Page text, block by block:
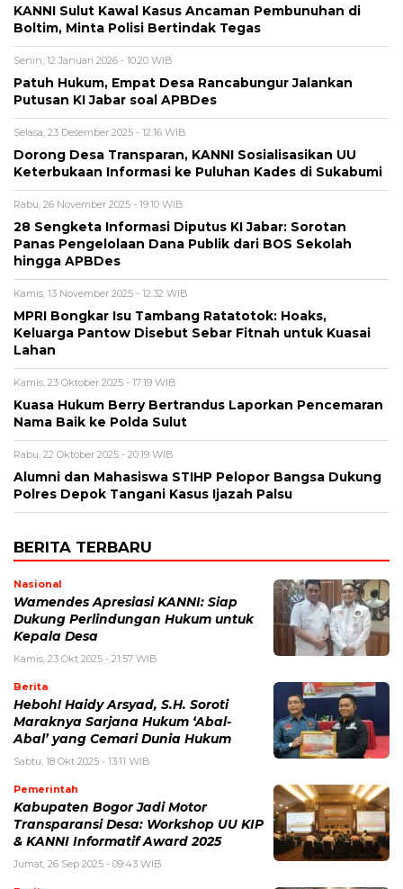
KANNI Sulut Kawal Kasus Ancaman Pembunuhan di
Boltim, Minta Polisi Bertindak Tegas
Senin, 12 Januari 2026 - 10:20 WIB
Patuh Hukum, Empat Desa Rancabungur Jalankan
Putusan KI Jabar soal APBDes
Selasa, 23 Desember 2025 - 12:16 WIB
Dorong Desa Transparan, KANNI Sosialisasikan UU
Keterbukaan Informasi ke Puluhan Kades di Sukabumi
Rabu, 26 November 2025 - 19:10 WIB
28 Sengketa Informasi Diputus KI Jabar: Sorotan
Panas Pengelolaan Dana Publik dari BOS Sekolah
hingga APBDes
Kamis, 13 November 2025 - 12:32 WIB
MPRI Bongkar Isu Tambang Ratatotok: Hoaks,
Keluarga Pantow Disebut Sebar Fitnah untuk Kuasai
Lahan
Kamis, 23 Oktober 2025 - 17:19 WIB
Kuasa Hukum Berry Bertrandus Laporkan Pencemaran
Nama Baik ke Polda Sulut
Rabu, 22 Oktober 2025 - 20:19 WIB
Alumni dan Mahasiswa STIHP Pelopor Bangsa Dukung
Polres Depok Tangani Kasus Ijazah Palsu
BERITA TERBARU
Nasional
Wamendes Apresiasi KANNI: Siap
Dukung Perlindungan Hukum untuk
Kepala Desa
Kamis, 23 Okt 2025 - 21:57 WIB
Berita
Heboh! Haidy Arsyad, S.H. Soroti
Maraknya Sarjana Hukum ‘Abal-
Abal’ yang Cemari Dunia Hukum
Sabtu, 18 Okt 2025 - 13:11 WIB
Pemerintah
Kabupaten Bogor Jadi Motor
Transparansi Desa: Workshop UU KIP
& KANNI Informatif Award 2025
Jumat, 26 Sep 2025 - 09:43 WIB